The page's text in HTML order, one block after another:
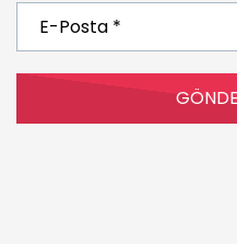
Posta
*